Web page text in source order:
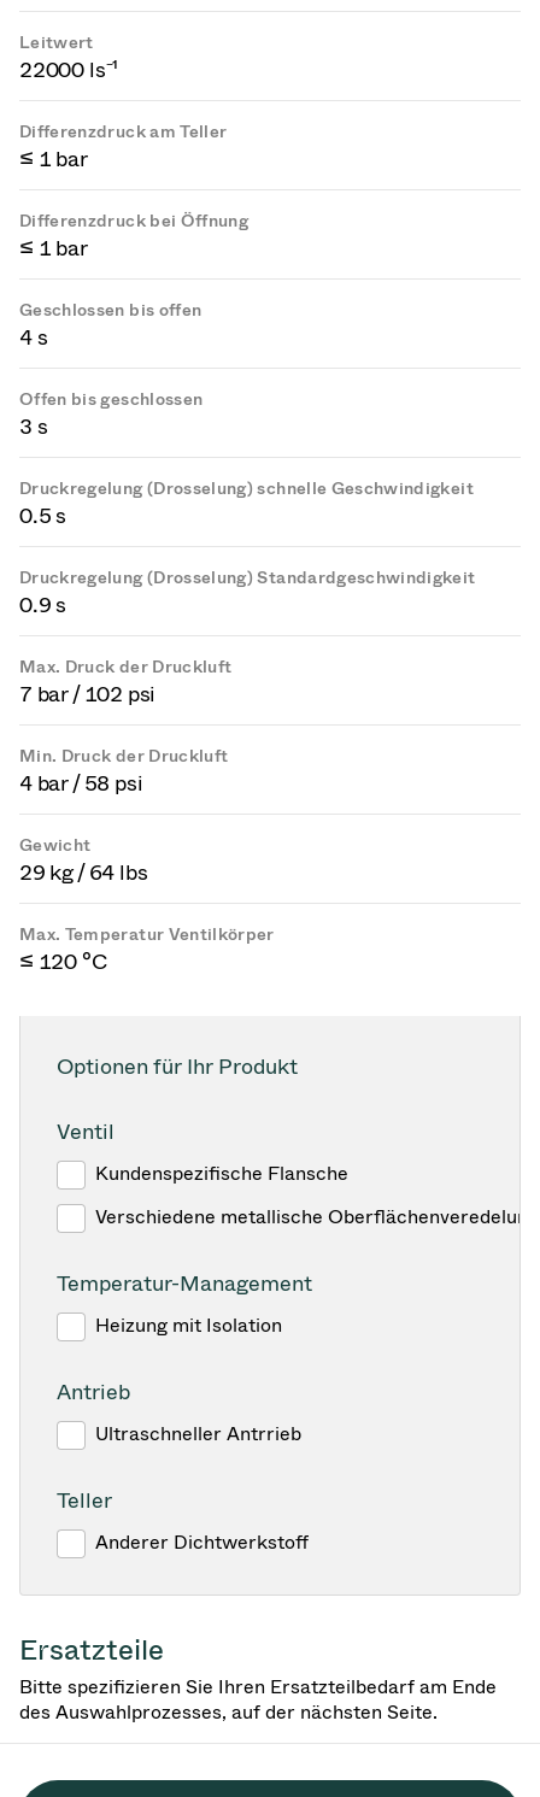
Leitwert
22000 ls⁻¹
Differenzdruck am Teller
≤ 1 bar
Differenzdruck bei Öffnung
≤ 1 bar
Geschlossen bis offen
4 s
Offen bis geschlossen
3 s
Druckregelung (Drosselung) schnelle Geschwindigkeit
0.5 s
Druckregelung (Drosselung) Standardgeschwindigkeit
0.9 s
Max. Druck der Druckluft
7 bar / 102 psi
Min. Druck der Druckluft
4 bar / 58 psi
Gewicht
29 kg / 64 lbs
Max. Temperatur Ventilkörper
≤ 120 °C
Optionen für Ihr Produkt
Ventil
Kundenspezifische Flansche
Verschiedene metallische
Temperatur-Management
Heizung mit Isolation
Antrieb
Ultraschneller Antrrieb
Teller
Anderer Dichtwerkstoff
Ersatzteile
Bitte spezifizieren Sie Ihren Ersatzteilbedarf am Ende
des Auswahlprozesses, auf der nächsten Seite.